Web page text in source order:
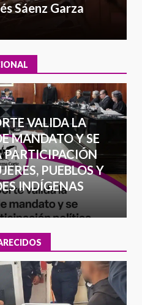
Sáenz Garza
VALIDA LA
MANDATO Y SE
PUEBLOS Y
INDÍGENAS